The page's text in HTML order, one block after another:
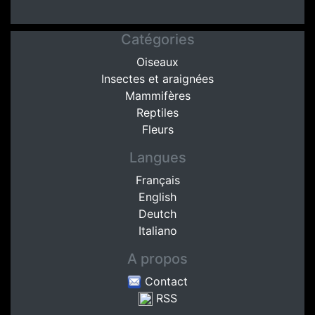
Catégories
Oiseaux
Insectes et araignées
Mammifères
Reptiles
Fleurs
Langues
Français
English
Deutch
Italiano
A propos
Contact
RSS